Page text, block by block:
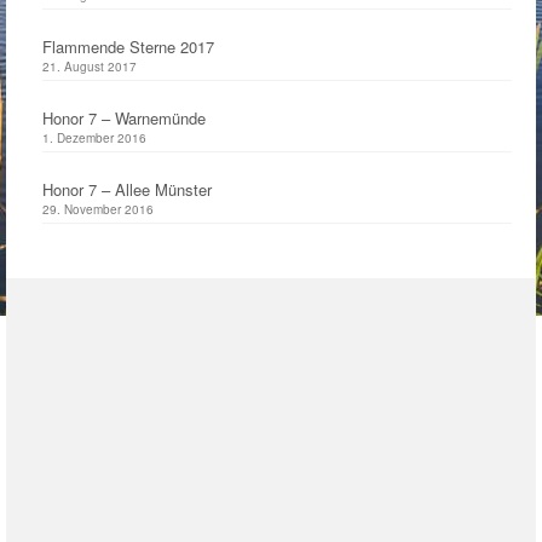
Flammende Sterne 2017
21. August 2017
Honor 7 – Warnemünde
1. Dezember 2016
Honor 7 – Allee Münster
29. November 2016